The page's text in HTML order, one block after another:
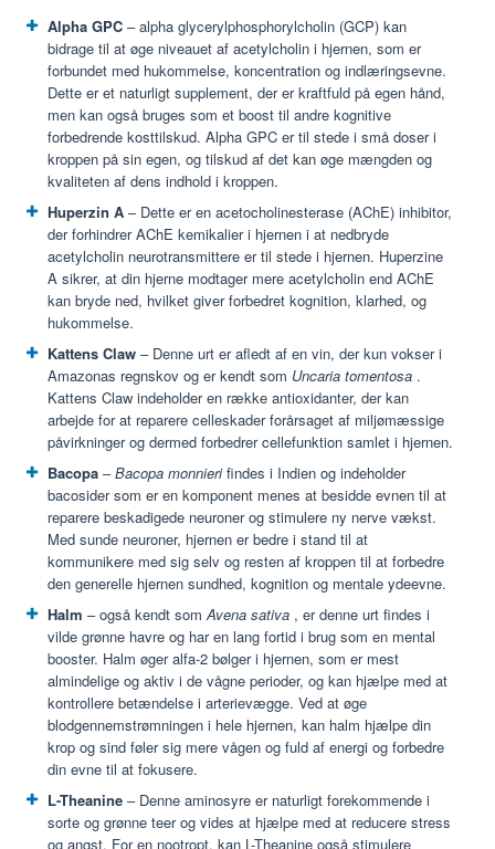
Alpha GPC – alpha glycerylphosphorylcholin (GCP) kan
bidrage til at øge niveauet af acetylcholin i hjernen, som er
forbundet med hukommelse, koncentration og indlæringsevne.
Dette er et naturligt supplement, der er kraftfuld på egen hånd,
men kan også bruges som et boost til andre kognitive
forbedrende kosttilskud. Alpha GPC er til stede i små doser i
kroppen på sin egen, og tilskud af det kan øge mængden og
kvaliteten af dens indhold i kroppen.
Huperzin A – Dette er en acetocholinesterase (AChE) inhibitor,
der forhindrer AChE kemikalier i hjernen i at nedbryde
acetylcholin neurotransmittere er til stede i hjernen. Huperzine
A sikrer, at din hjerne modtager mere acetylcholin end AChE
kan bryde ned, hvilket giver forbedret kognition, klarhed, og
hukommelse.
Kattens Claw – Denne urt er afledt af en vin, der kun vokser i
Amazonas regnskov og er kendt som Uncaria tomentosa .
Kattens Claw indeholder en række antioxidanter, der kan
arbejde for at reparere celleskader forårsaget af miljømæssige
påvirkninger og dermed forbedrer cellefunktion samlet i hjernen.
Bacopa –Bacopa monnierifindes i Indien og indeholder
bacosider som er en komponent menes at besidde evnen til at
reparere beskadigede neuroner og stimulere ny nerve vækst.
Med sunde neuroner, hjernen er bedre i stand til at
kommunikere med sig selv og resten af kroppen til at forbedre
den generelle hjernen sundhed, kognition og mentale ydeevne.
Halm – også kendt somAvena sativa , er denne urt findes i
vilde grønne havre og har en lang fortid i brug som en mental
booster. Halm øger alfa-2 bølger i hjernen, som er mest
almindelige og aktiv i de vågne perioder, og kan hjælpe med at
kontrollere betændelse i arterievægge. Ved at øge
blodgennemstrømningen i hele hjernen, kan halm hjælpe din
krop og sind føler sig mere vågen og fuld af energi og forbedre
din evne til at fokusere.
L-Theanine – Denne aminosyre er naturligt forekommende i
sorte og grønne teer og vides at hjælpe med at reducere stress
og angst. For en nootropt, kan L-Theanine også stimulere